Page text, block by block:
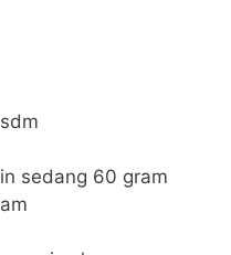
sedang 60 gram